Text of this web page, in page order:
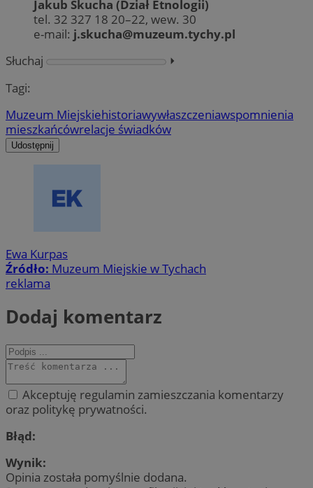
Jakub Skucha (Dział Etnologii)
tel. 32 327 18 20–22, wew. 30
e-mail: j.skucha@muzeum.tychy.pl
Słuchaj
⏵︎
Tagi:
Muzeum Miejskiehistoriawywłaszczeniawspomnienia
mieszkańcówrelacje świadków
Udostępnij
Ewa Kurpas
Źródło: Muzeum Miejskie w Tychach
reklama
Dodaj komentarz
Akceptuję regulamin zamieszczania komentarzy
oraz politykę prywatności.
Błąd:
Wynik:
Opinia została pomyślnie dodana.